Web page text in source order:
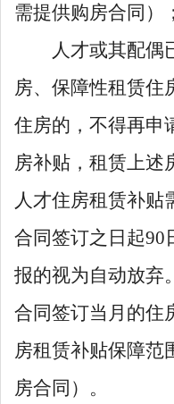
需提供购房合同）；
人才或其配偶
房、保障性租赁住
住房的，不得再申
房补贴，租赁上述
人才住房租赁补贴
合同签订之日起90
报的视为自动放弃
合同签订当月的住
房租赁补贴保障范
房合同）。